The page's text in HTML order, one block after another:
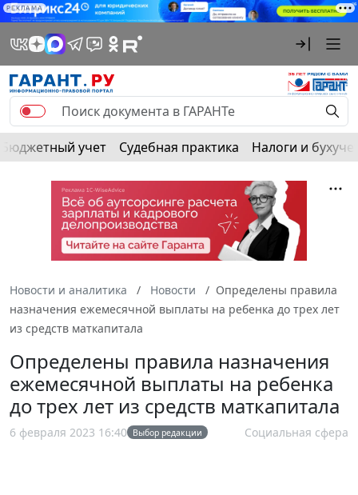
РЕКЛАМА
Бюджетный учет Судебная практика Налоги и
Новости и аналитика Новости
Определены правила
назначения ежемесячной выплаты на ребенка до трех лет
из средств маткапитала
Определены правила назначения
ежемесячной выплаты на ребенка
до трех лет из средств маткапитала
6 февраля 2023 16:40 Выбор редакции Социальная сфера